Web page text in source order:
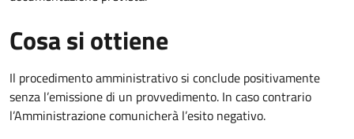
Cosa si ottiene
Il procedimento amministrativo si conclude positivamente
senza l’emissione di un provvedimento. In caso contrario
l’Amministrazione comunicherà l’esito negativo.